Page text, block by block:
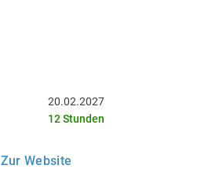
20.02.2027
12 Stunden
Zur Website